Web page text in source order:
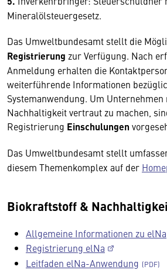
Mineralölsteuergesetz.
Das Umweltbundesamt stellt die
Registrierung zur Verfügung. Nach
Anmeldung erhalten die
weiterführende Informationen
Systemanwendung. Um
Nachhaltigkeit vertraut zu machen,
Registrierung Einschulungen
Das Umweltbundesamt stellt
diesem Themenkomplex auf der
Biokraftstoff &
Allgemeine Informationen zu elNa
Registrierung elNa
Leitfaden elNa-Anwendung